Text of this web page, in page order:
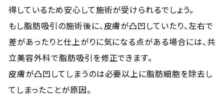
得しているため安心して施術が受けられるでしょう。
もし脂肪吸引の施術後に、皮膚が凸凹していたり、左右で
差があったりと仕上がりに気になる点がある場合には、共
立美容外科で脂肪吸引を修正できます。
皮膚が凸凹してしまうのは必要以上に脂肪細胞を除去し
てしまったことが原因。